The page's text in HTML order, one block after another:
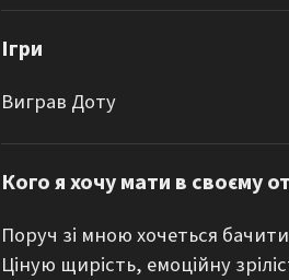
Ігри
Виграв Доту
Кого я хочу мати в своєму
Поруч зі мною хочеться
Ціную щирість, емоційну